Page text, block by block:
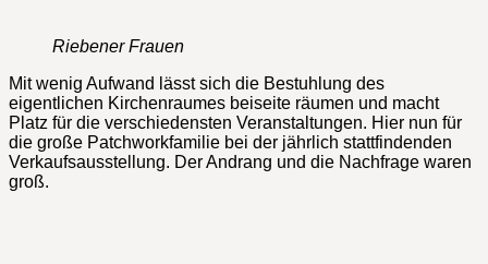
Riebener Frauen
Mit wenig Aufwand lässt sich die Bestuhlung des
eigentlichen Kirchenraumes beiseite räumen und macht
Platz für die verschiedensten Veranstaltungen. Hier nun für
die große Patchworkfamilie bei der jährlich stattfindenden
Verkaufsausstellung. Der Andrang und die Nachfrage waren
groß.